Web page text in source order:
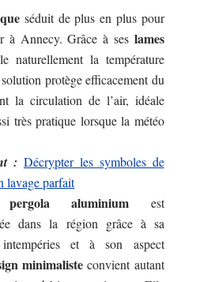
séduit de plus en plus pour
à Annecy. Grâce à ses lames
naturellement la température
protège efficacement du
la circulation de l’air, idéale
très pratique lorsque la météo
: Décrypter les symboles de
lavage parfait
aluminium est
dans la région grâce à sa
et à son aspect
minimaliste convient autant